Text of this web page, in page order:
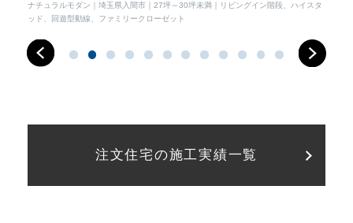
ナチュラルモダン 埼玉県入間市 27坪～30坪未満
リビングイン階段、ハイスタ
ッド、回遊型動線、ファミリークローゼット
注文住宅の施工実績一覧